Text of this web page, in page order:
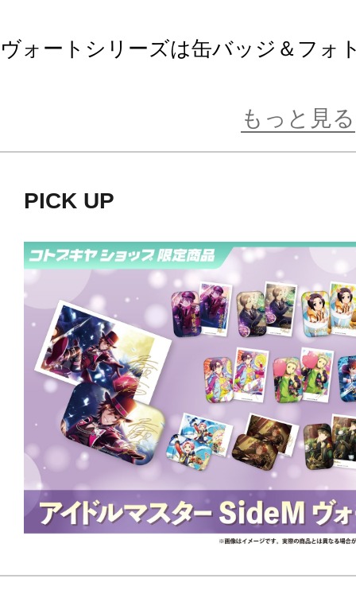
ヴォートシリーズは缶バッジ＆フォ
として、缶バッジ・フォト風カード
各商品には受注期間を設けますので
れば必ずご用意いたします！
2025年7月から2026年6月までの1年
発売いたしますので、どうぞお楽し
発売月（予定）
▼第１弾
2025年7月：清澄九郎 、蒼井悠介、
2025年8月：ピエール 、舞田 類、水
2025年9月：山下次郎、円城寺道流、
もっと見る
PICK UP